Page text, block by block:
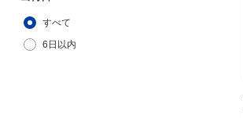
すべて
6日以内